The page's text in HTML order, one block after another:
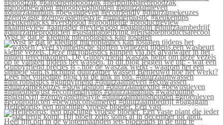
Wist je dat je kleding microplastics kan loslaten
Helleborus: een prachtige vroege bloeier. Een vast